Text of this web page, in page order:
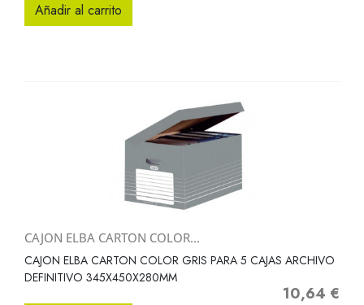
Añadir al carrito
CAJON ELBA CARTON COLOR...
CAJON ELBA CARTON COLOR GRIS PARA 5 CAJAS ARCHIVO
DEFINITIVO 345X450X280MM
Precio
10,64 €